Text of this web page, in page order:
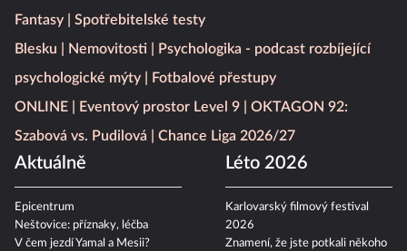
Fantasy
Spotřebitelské testy
Blesku
Nemovitosti
Psychologika - podcast rozbíjející
psychologické mýty
Fotbalové přestupy
ONLINE
Eventový prostor Level 9
OKTAGON 92:
Szabová vs. Pudilová
Chance Liga 2026/27
Aktuálně
Epicentrum
Neštovice: příznaky, léčba
V čem jezdí Yamal a Mesii?
Léto 2026
Karlovarský filmový festival
2026
Znamení, že jste potkali někoho